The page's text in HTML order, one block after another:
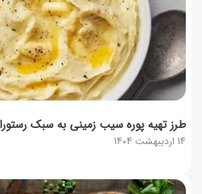
14 اردیبهشت 1404
طرز تهیه پوره سیب زمینی به سبک